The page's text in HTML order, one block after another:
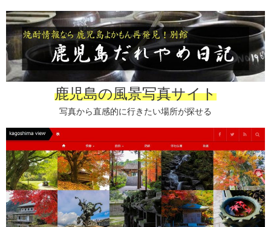
鹿児島の風景写真サイト
写真から直感的に行きたい場所が探せる